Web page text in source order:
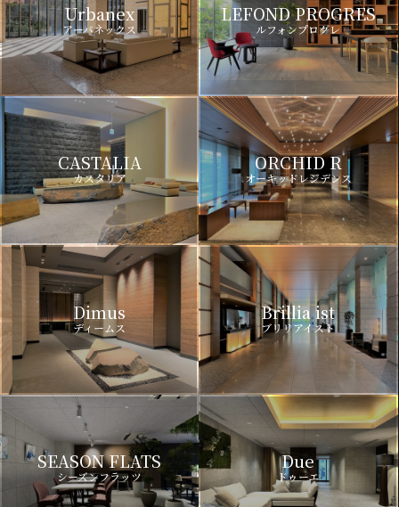
Urbanex
アーバネックス
LEFOND PROGRES
ルフォンプログレ
CASTALIA
カスタリア
ORCHID R
オーキッドレジデンス
Dimus
ディームス
Brillia ist
ブリリアイスト
SEASON FLATS
シーズンフラッツ
Due
ドゥーエ